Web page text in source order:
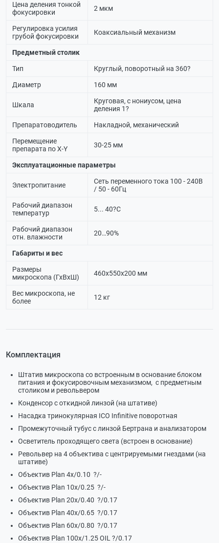
Цена деления тонкой
фокусировки
2 мкм
Регулировка усилия
грубой фокусировки
Коаксиальный механизм
Предметный столик
Тип Круглый, поворотный на 360?
Диаметр 160 мм
Шкала
Круговая, с нониусом, цена
деления 1?
Препаратоводитель Накладной, механический
Перемещение
препарата по X-Y
30-25 мм
Эксплуатационные параметры
Электропитание
Сеть переменного тока 100 - 240В
/ 50 - 60Гц
Рабочий диапазон
температур
5... 40?С
Рабочий диапазон
отн. влажности
20…90%
Габариты и вес
Размеры
микроскопа (ГхВхШ)
460х550х200 мм
Вес микроскопа, не
более
12 кг
Комплектация
Штатив микроскопа со встроенным в основание блоком
питания и фокусировочным механизмом, с предметным
столиком и револьвером
Конденсор с откидной линзой (на штативе)
Насадка тринокулярная ICO Infinitive поворотная
Промежуточный тубус с линзой Бертрана и анализатором
Осветитель проходящего света (встроен в основание)
Револьвер на 4 объектива с центрируемыми гнездами (на
штативе)
Объектив Plan 4х/0.10 ?/-
Объектив Plan 10х/0.25 ?/-
Объектив Plan 20х/0.40 ?/0.17
Объектив Plan 40х/0.65 ?/0.17
Объектив Plan 60х/0.80 ?/0.17
Объектив Plan 100х/1.25 OIL ?/0.17